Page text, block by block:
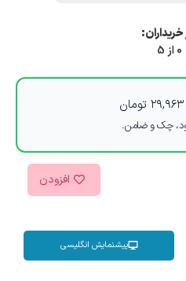
خریداران:
0 از 5
۲۹,۹۶۳ تومان
افزودن
پیشنمایش انگلیسی